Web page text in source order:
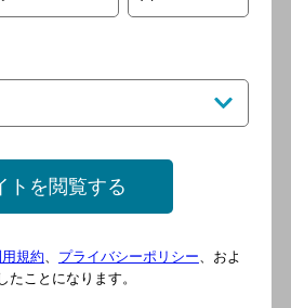
本線 大分駅／ＪＲゆふ高原
線 大分駅／ＪＲ阿蘇高原
線 大分駅
家庭料理 みちはな
日豊本線 大分駅府内中央口
トを閲覧する
規約、 プライバシーポリシー、およ
たことになります。